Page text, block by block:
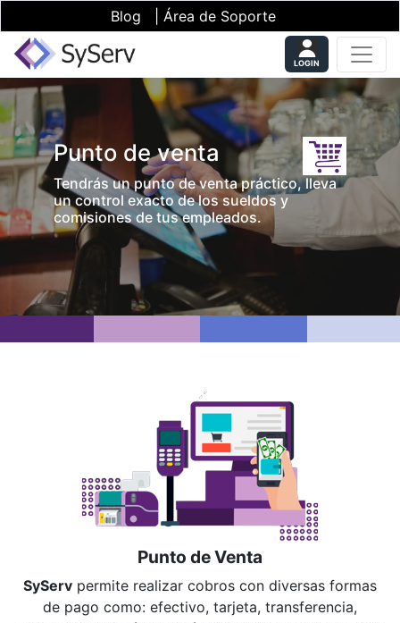
Blog Área de Soporte
LOGIN
Punto de venta
Tendrás un punto de venta práctico, lleva
un control exacto de los sueldos y
comisiones de tus empleados.
Punto de Venta
SyServ permite realizar cobros con diversas formas
de pago como: efectivo, tarjeta, transferencia,